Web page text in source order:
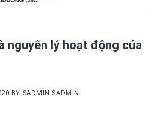
nguyên lý hoạt động của
BY SADMIN SADMIN